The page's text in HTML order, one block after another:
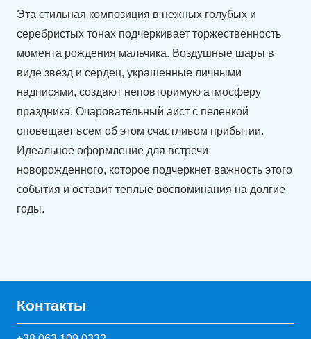
тебе
Эта стильная композиция в нежных голубых и
серебристых тонах подчеркивает торжественность
момента рождения мальчика. Воздушные шары в
виде звезд и сердец, украшенные личными
надписями, создают неповторимую атмосферу
праздника. Очаровательный аист с пеленкой
оповещает всем об этом счастливом прибытии.
Идеальное оформление для встречи
новорожденного, которое подчеркнет важность этого
события и оставит теплые воспоминания на долгие
годы.
Контакты